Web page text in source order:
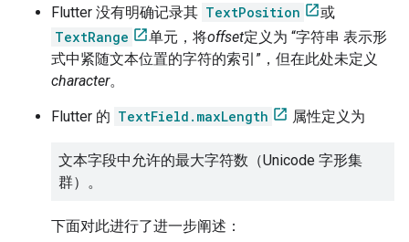
Flutter 没有明确记录其 TextPosition
或
TextRange
单元，将offset定义为 “字符串 表示形
式中紧随文本位置的字符的索引”，但在此处未定义
character。
Flutter 的 TextField.maxLength 属性定义为
文本字段中允许的最大字符数（Unicode 字形集
群）。
下面对此进行了进一步阐述：